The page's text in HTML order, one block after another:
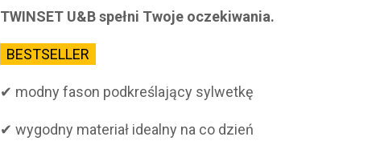
TWINSET U&B spełni Twoje oczekiwania.
BESTSELLER
✔ modny fason podkreślający sylwetkę
✔ wygodny materiał idealny na co dzień